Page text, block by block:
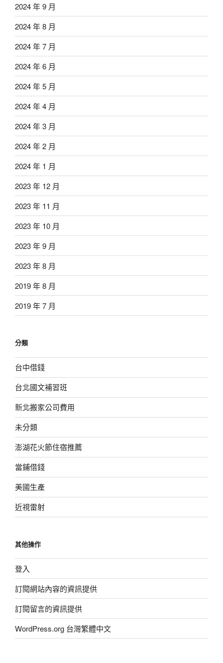
2024 年 9 月
2024 年 8 月
2024 年 7 月
2024 年 6 月
2024 年 5 月
2024 年 4 月
2024 年 3 月
2024 年 2 月
2024 年 1 月
2023 年 12 月
2023 年 11 月
2023 年 10 月
2023 年 9 月
2023 年 8 月
2019 年 8 月
2019 年 7 月
分類
台中借錢
台北國文補習班
新北搬家公司費用
未分類
澎湖花火節住宿推薦
當鋪借錢
美國生產
近視雷射
其他操作
登入
訂閱網站內容的資訊提供
訂閱留言的資訊提供
WordPress.org 台灣繁體中文